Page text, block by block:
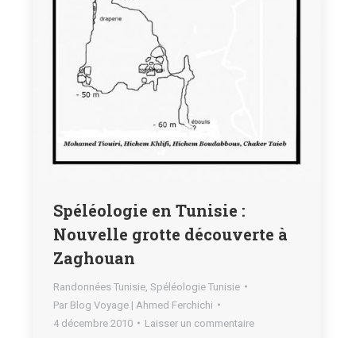
Spéléologie en Tunisie :
Nouvelle grotte découverte à
Zaghouan
Randonnées Tunisie ,Spéléologie Tunisie
Par Blog Voyage | Ahmed Ferchichi
4 décembre 2010
Laisser un commentaire